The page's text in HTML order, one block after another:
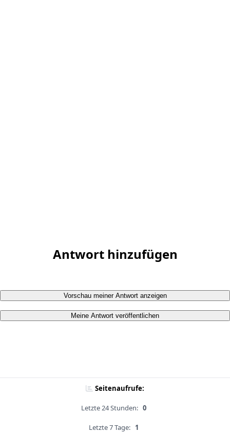
Antwort hinzufügen
Vorschau meiner Antwort anzeigen
Meine Antwort veröffentlichen
Seitenaufrufe:
Letzte 24 Stunden: 0
Letzte 7 Tage: 1